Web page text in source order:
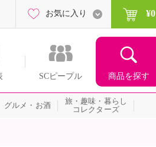
SCピープル 商品を探す
お気に入り ¥0
グルメ・お酒
旅・趣味・暮らし
コレクターズ